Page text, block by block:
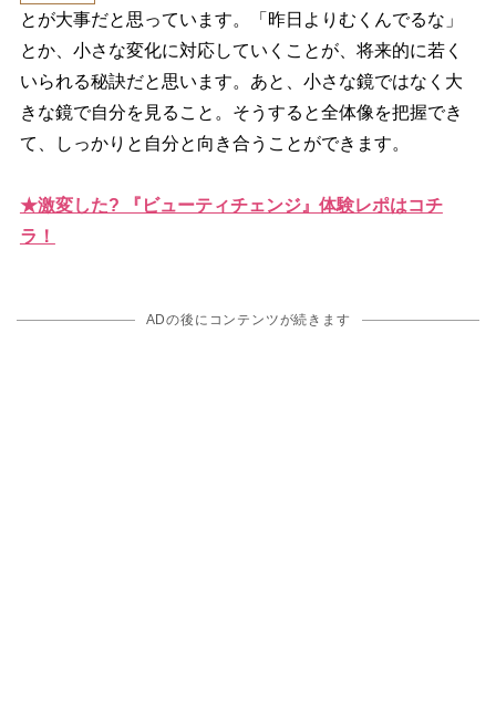
とが大事だと思っています。「昨日よりむくんでるな」
とか、小さな変化に対応していくことが、将来的に若く
いられる秘訣だと思います。あと、小さな鏡ではなく大
きな鏡で自分を見ること。そうすると全体像を把握でき
て、しっかりと自分と向き合うことができます。
★激変した? 『ビューティチェンジ』体験レポはコチ
ラ！
ADの後にコンテンツが続きます